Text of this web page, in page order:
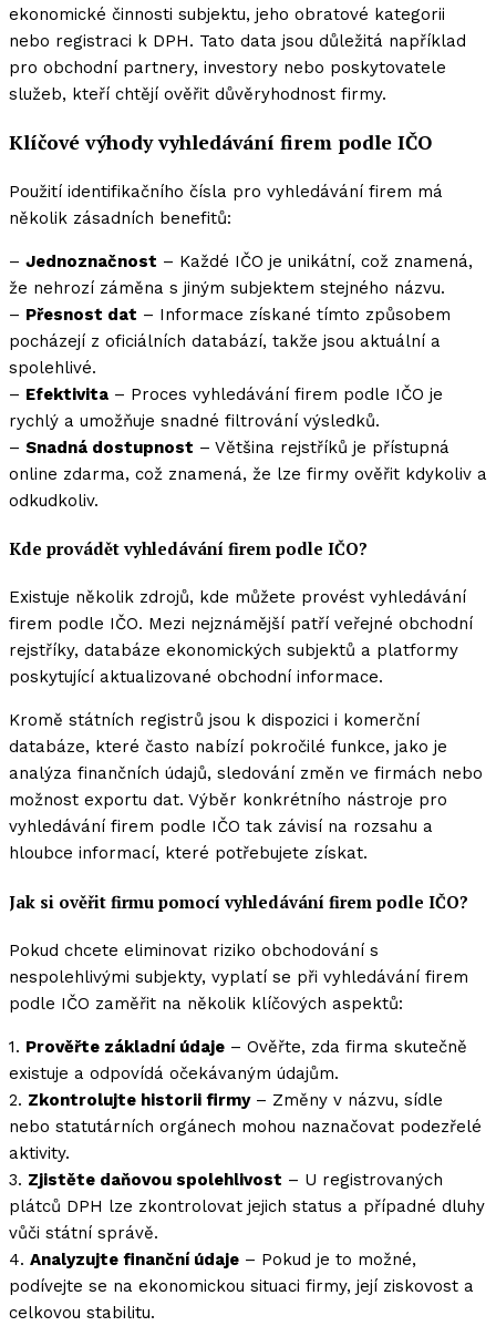
ekonomické činnosti subjektu, jeho obratové kategorii
nebo registraci k DPH. Tato data jsou důležitá například
pro obchodní partnery, investory nebo poskytovatele
služeb, kteří chtějí ověřit důvěryhodnost firmy.
Klíčové výhody vyhledávání firem podle IČO
Použití identifikačního čísla pro vyhledávání firem má
několik zásadních benefitů:
– Jednoznačnost – Každé IČO je unikátní, což znamená,
že nehrozí záměna s jiným subjektem stejného názvu.
– Přesnost dat – Informace získané tímto způsobem
pocházejí z oficiálních databází, takže jsou aktuální a
spolehlivé.
– Efektivita – Proces vyhledávání firem podle IČO je
rychlý a umožňuje snadné filtrování výsledků.
– Snadná dostupnost – Většina rejstříků je přístupná
online zdarma, což znamená, že lze firmy ověřit kdykoliv a
odkudkoliv.
Kde provádět vyhledávání firem podle IČO?
Existuje několik zdrojů, kde můžete provést vyhledávání
firem podle IČO. Mezi nejznámější patří veřejné obchodní
rejstříky, databáze ekonomických subjektů a platformy
poskytující aktualizované obchodní informace.
Kromě státních registrů jsou k dispozici i komerční
databáze, které často nabízí pokročilé funkce, jako je
analýza finančních údajů, sledování změn ve firmách nebo
možnost exportu dat. Výběr konkrétního nástroje pro
vyhledávání firem podle IČO tak závisí na rozsahu a
hloubce informací, které potřebujete získat.
Jak si ověřit firmu pomocí vyhledávání firem podle IČO?
Pokud chcete eliminovat riziko obchodování s
nespolehlivými subjekty, vyplatí se při vyhledávání firem
podle IČO zaměřit na několik klíčových aspektů:
1. Prověřte základní údaje – Ověřte, zda firma skutečně
existuje a odpovídá očekávaným údajům.
2. Zkontrolujte historii firmy– Změny v názvu, sídle
nebo statutárních orgánech mohou naznačovat podezřelé
aktivity.
3. Zjistěte daňovou spolehlivost – U registrovaných
plátců DPH lze zkontrolovat jejich status a případné dluhy
vůči státní správě.
4. Analyzujte finanční údaje – Pokud je to možné,
podívejte se na ekonomickou situaci firmy, její ziskovost a
celkovou stabilitu.